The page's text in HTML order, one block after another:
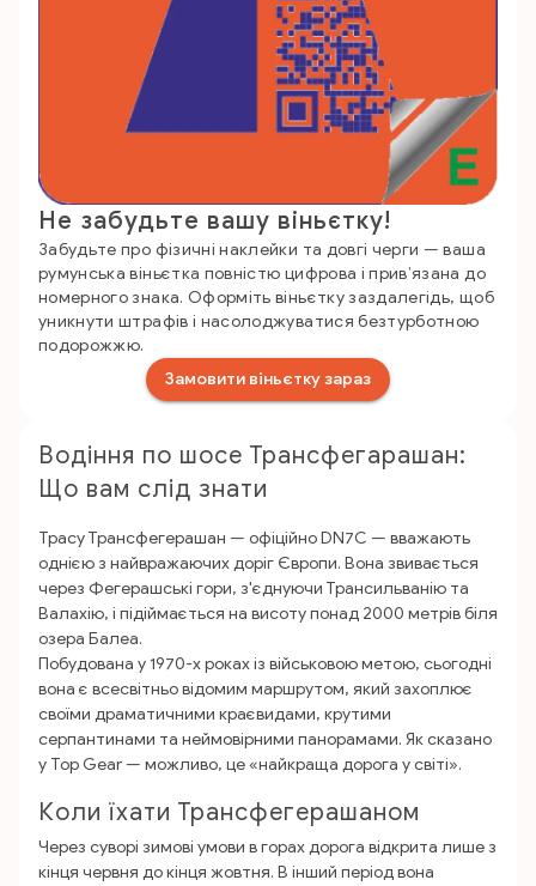
Не забудьте вашу віньєтку!
Забудьте про фізичні наклейки та довгі черги — ваша
румунська віньєтка повністю цифрова і прив’язана до
номерного знака. Оформіть віньєтку заздалегідь, щоб
уникнути штрафів і насолоджуватися безтурботною
подорожжю.
Замовити віньєтку зараз
Водіння по шосе Трансфегарашан:
Що вам слід знати
Трасу Трансфегерашан — офіційно DN7C — вважають
однією з найвражаючих доріг Європи. Вона звивається
через Фегерашські гори, з'єднуючи Трансильванію та
Валахію, i підіймається на висоту понад 2000 метрів біля
озера Балеа.
Побудована у 1970-х роках із військовою метою, сьогодні
вона є всесвітньо відомим маршрутом, який захоплює
своїми драматичними краєвидами, крутими
серпантинами та неймовірними панорамами. Як сказано
у Top Gear — можливо, це «найкраща дорога у світі».
Коли їхати Трансфегерашаном
Через суворі зимові умови в горах дорога відкрита лише з
кінця червня до кінця жовтня. В інший період вона